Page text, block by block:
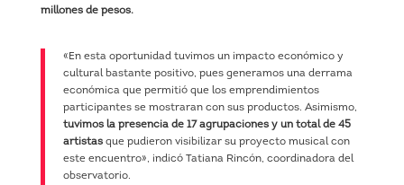
millones de pesos.
«En esta oportunidad tuvimos un impacto económico y
cultural bastante positivo, pues generamos una derrama
económica que permitió que los emprendimientos
participantes se mostraran con sus productos. Asimismo,
tuvimos la presencia de 17 agrupaciones y un total de 45
artistasque pudieron visibilizar su proyecto musical con
este encuentro», indicó Tatiana Rincón, coordinadora del
observatorio.